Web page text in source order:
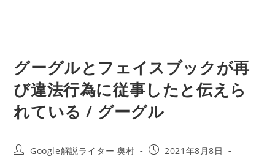
グーグルとフェイスブックが再
び違法行為に従事したと伝えら
れている / グーグル
投
Google解説ライター 奥村
投
2021年8月8日